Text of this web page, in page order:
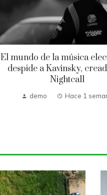
El mundo de la música
despide a Kavinsky,
Nightcall
demo Hace 1